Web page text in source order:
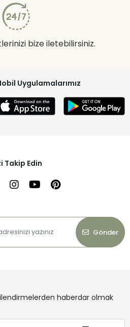
bize iletebilirsiniz.
Uygulamalarımız
Takip Edin
Gönder
haberdar olmak